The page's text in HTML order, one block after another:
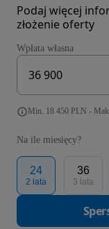
Podaj więcej
złożenie oferty
Wpłata własna
Min. 18 450 PLN -
Na ile miesięcy?
24
2 lata
36
3 lata